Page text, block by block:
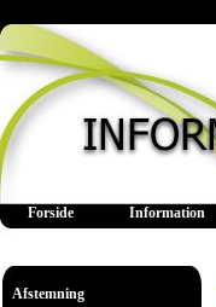
Forside Information
Afstemning